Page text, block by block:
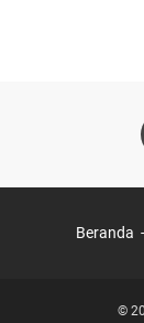
Beranda
©